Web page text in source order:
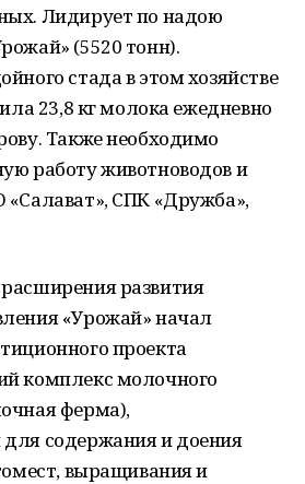
Лидирует по надою
(5520 тонн).
стада в этом хозяйстве
23,8 кг молока ежедневно
Также необходимо
работу животноводов и
«Салават», СПК «Дружба»,
развития
«Урожай» начал
проекта
комплекс молочного
ферма),
содержания и доения
выращивания и